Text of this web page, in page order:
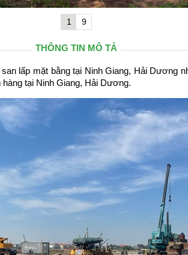
1 9
THÔNG TIN MÔ TẢ
lấp mặt bằng tại Ninh Giang, Hải Dương
tại Ninh Giang, Hải Dương.